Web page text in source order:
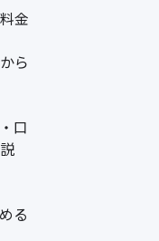
金
ら
口
る